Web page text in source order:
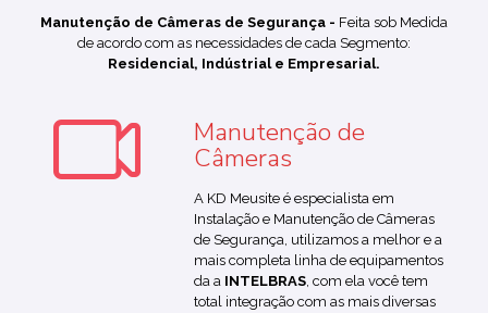
Manutenção de Câmeras de Segurança - Feita sob Medida
de acordo com as necessidades de cada Segmento:
Residencial, Indústrial e Empresarial.
Manutenção de
Câmeras
A KD Meusite é especialista em
Instalação e Manutenção de Câmeras
de Segurança, utilizamos a melhor e a
mais completa linha de equipamentos
da a INTELBRAS, com ela você tem
total integração com as mais diversas